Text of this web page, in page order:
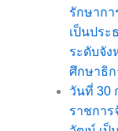
รักษาก
เป็นปร
ระดับจั
ศึกษาธิ
วันที่ 30
ราชกา